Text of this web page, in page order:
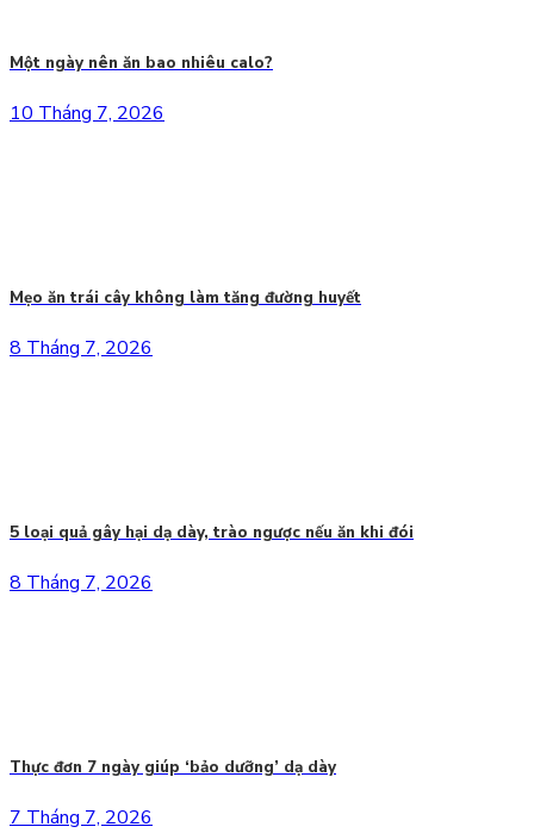
Một ngày nên ăn bao nhiêu calo?
10 Tháng 7, 2026
Mẹo ăn trái cây không làm tăng đường huyết
8 Tháng 7, 2026
5 loại quả gây hại dạ dày, trào ngược nếu ăn khi đói
8 Tháng 7, 2026
Thực đơn 7 ngày giúp ‘bảo dưỡng’ dạ dày
7 Tháng 7, 2026